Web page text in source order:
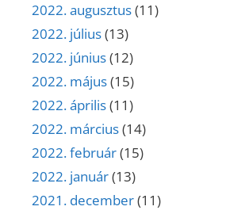
2022. augusztus(11)
2022. július(13)
2022. június(12)
2022. május(15)
2022. április(11)
2022. március(14)
2022. február(15)
2022. január(13)
2021. december(11)